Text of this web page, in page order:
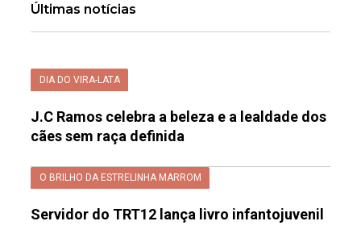
Últimas notícias
DIA DO VIRA-LATA
J.C Ramos celebra a beleza e a lealdade dos
cães sem raça definida
O BRILHO DA ESTRELINHA MARROM
Servidor do TRT12 lança livro infantojuvenil